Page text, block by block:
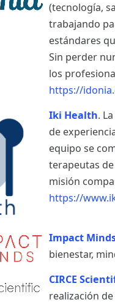
(tecnología,
trabajando
estándares
Sin perder
los
https://
Iki Health.
de
equipo se
terapeutas
misión
https://
Impact
bienestar,
CIRCE
realización